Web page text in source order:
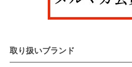
取り扱いブランド